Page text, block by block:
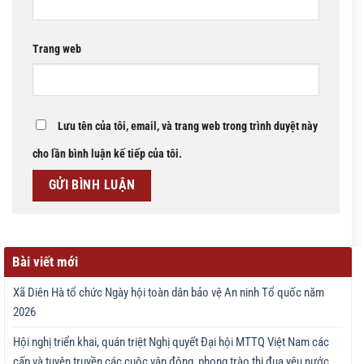
Trang web
Lưu tên của tôi, email, và trang web trong trình duyệt này
cho lần bình luận kế tiếp của tôi.
Bài viết mới
Xã Diên Hà tổ chức Ngày hội toàn dân bảo vệ An ninh Tổ quốc năm
2026
Hội nghị triển khai, quán triệt Nghị quyết Đại hội MTTQ Việt Nam các